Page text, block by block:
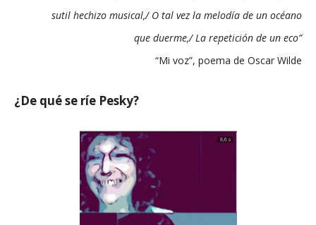
sutil hechizo musical,/ O tal vez la melodía de un océano
que duerme,/ La repetición de un eco”
“Mi voz”, poema de Oscar Wilde
¿De qué se ríe Pesky?